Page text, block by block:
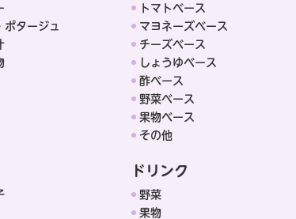
ポタージュ
トマトベース
マヨネーズベース
チーズベース
しょうゆベース
酢ベース
野菜ベース
果物ベース
その他
ドリンク
野菜
果物